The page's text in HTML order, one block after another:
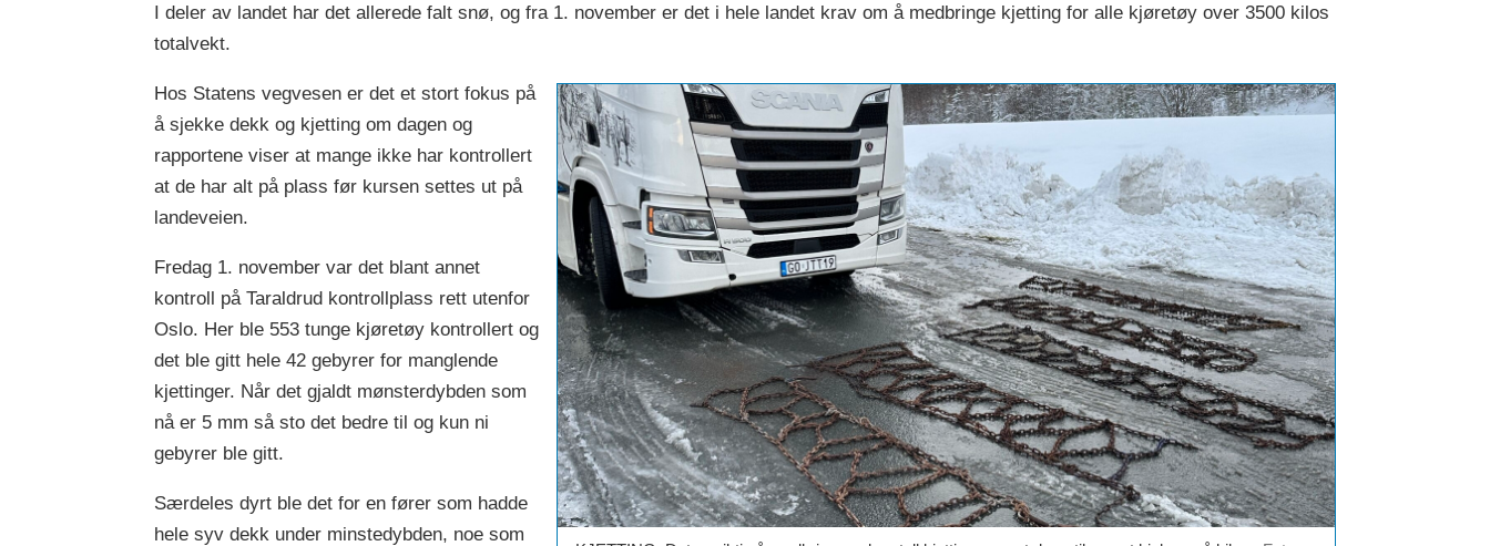
I deler av landet har det allerede falt snø, og fra 1. november er det i hele landet krav om å medbringe kjetting for alle kjøretøy over 3500 kilos
totalvekt.
Hos Statens vegvesen er det et stort fokus på
å sjekke dekk og kjetting om dagen og
rapportene viser at mange ikke har kontrollert
at de har alt på plass før kursen settes ut på
landeveien.
Fredag 1. november var det blant annet
kontroll på Taraldrud kontrollplass rett utenfor
Oslo. Her ble 553 tunge kjøretøy kontrollert og
det ble gitt hele 42 gebyrer for manglende
kjettinger. Når det gjaldt mønsterdybden som
nå er 5 mm så sto det bedre til og kun ni
gebyrer ble gitt.
Særdeles dyrt ble det for en fører som hadde
hele syv dekk under minstedybden, noe som